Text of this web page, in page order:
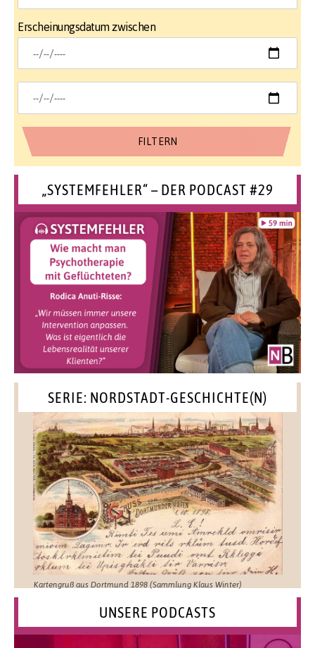
Erscheinungsdatum zwischen
„SYSTEMFEHLER“ – DER PODCAST #29
SERIE: NORDSTADT-GESCHICHTE(N)
Kartengruß aus Dortmund 1898 (Sammlung Klaus Winter)
UNSERE PODCASTS